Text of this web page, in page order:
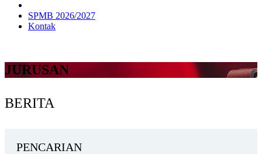
SPMB 2026/2027
Kontak
JURUSAN
BERITA
PENCARIAN